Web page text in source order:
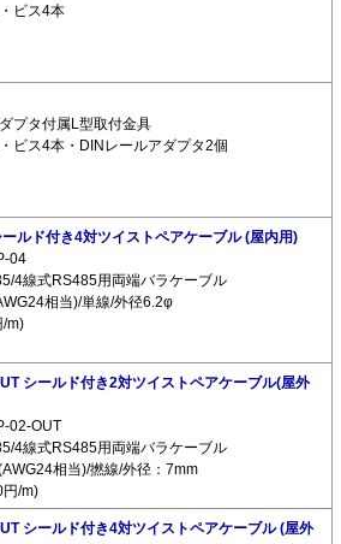
ビス4本
プタ付属L型取付金具
ビス4本・DINレールアダプタ2個
ルド付き4対ツイストペアケーブル (屋内用)
04
4線式RS485用両端バラケーブル
相当)/単線/外径6.2φ
/m)
シールド付き2対ツイストペアケーブル(屋外
02-OUT
4線式RS485用両端バラケーブル
相当)/撚線/外径：7mm
円/m)
シールド付き4対ツイストペアケーブル (屋外